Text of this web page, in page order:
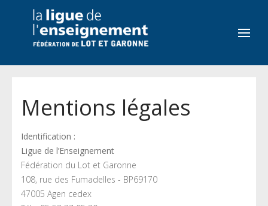
Mentions légales
Identification :
Ligue de l’Enseignement
Fédération du Lot et Garonne
108, rue des Fumadelles - BP69170
47005 Agen cedex